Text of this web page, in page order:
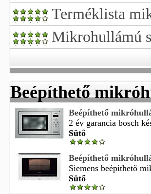
Terméklista
Mikrohullámú
Beépíthető
Beépíthető
2 év garancia bosch
Sütő
Beépíthető
Siemens beépíthető
Sütő